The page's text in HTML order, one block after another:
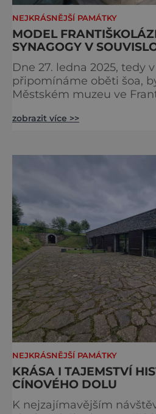
NEJKRÁSNĚJŠÍ PAMÁTKY
MODEL
SYNAGOGY V
Dne 27. ledna 2025, tedy
připomínáme oběti šoa,
Městském muzeu ve
nacisty zničena v roce 1938. Do
některé události spojené
stavbou. [gallery ids="917
zobrazit více >>
NEJKRÁSNĚJŠÍ PAMÁTKY
KRÁSA I TAJEMSTVÍ
CÍNOVÉHO DOLU
K nejzajímavějším